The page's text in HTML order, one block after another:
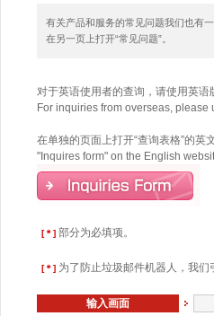
有关产品和服务的常见问题我们也有
在另一页上打开“常见问题”。
对于英语使用者的查询，请使用英语
For inquiries from overseas,
在单独的页面上打开“查询表格”的英
"Inquires form" on the English
[＊] 部分为必填项。
[＊] 为了防止垃圾邮件机器人，我
输入画面